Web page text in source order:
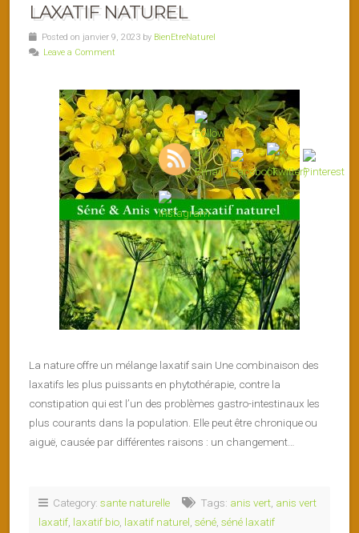
LAXATIF NATUREL
Posted on janvier 9, 2023 by BienEtreNaturel
Leave a Comment
La nature offre un mélange laxatif sain Une combinaison des
laxatifs les plus puissants en phytothérapie, contre la
constipation qui est l’un des problèmes gastro-intestinaux les
plus courants dans la population. Elle peut être chronique ou
aiguë, causée par différentes raisons : un changement…
Category: sante naturelle Tags: anis vert anis vert
laxatif laxatif bio laxatif naturel séné séné laxatif